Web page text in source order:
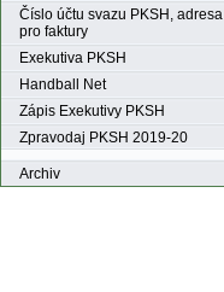
Číslo účtu svazu PKSH, adresa
pro faktury
Exekutiva PKSH
Handball Net
Zápis Exekutivy PKSH
Zpravodaj PKSH 2019-20
Archiv